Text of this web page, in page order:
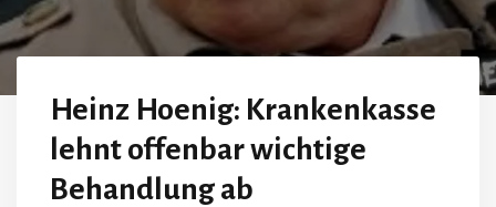
Heinz Hoenig: Krankenkasse
lehnt offenbar wichtige
Behandlung ab